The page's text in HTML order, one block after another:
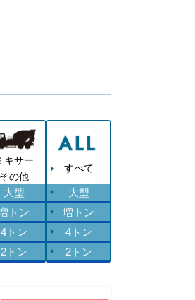
キサー
その他
大型
トン
4トン
2トン
すべて
大型
増トン
4トン
2トン